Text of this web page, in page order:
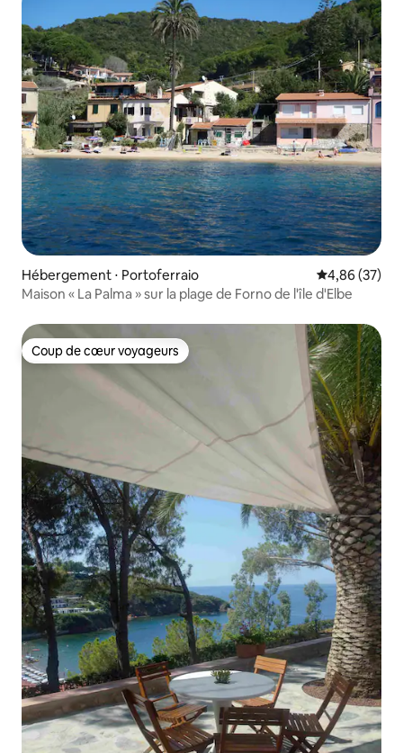
Hébergement ⋅ Portoferraio Évaluation
4,86 (37)
Maison « La Palma » sur la plage de Forno de l'île d'Elbe
Coup de cœur voyageurs
Coup de cœur voyageurs